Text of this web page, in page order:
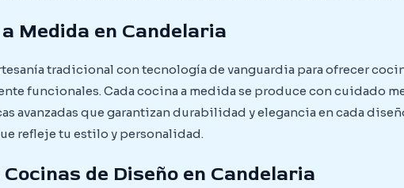
Medida en Candelaria
tradicional con tecnología de vanguardia para ofrecer
funcionales. Cada cocina a medida se produce con cuidado
avanzadas que garantizan durabilidad y elegancia en cada
refleje tu estilo y personalidad.
de Diseño en Candelaria